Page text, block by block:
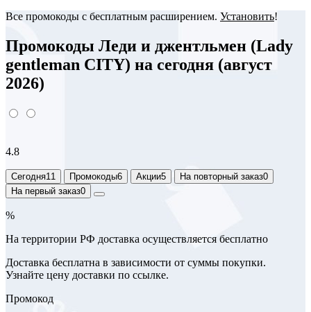
Все промокоды с бесплатным расширением. Установить!
Промокоды Леди и джентльмен (Lady
gentleman CITY) на сегодня (август
2026)
4.8
Сегодня11 Промокоды6 Акции5 На повторный заказ0
На первый заказ0
%
На территории РФ доставка осуществляется бесплатно
Доставка бесплатна в зависимости от суммы покупки.
Узнайте цену доставки по ссылке.
Промокод